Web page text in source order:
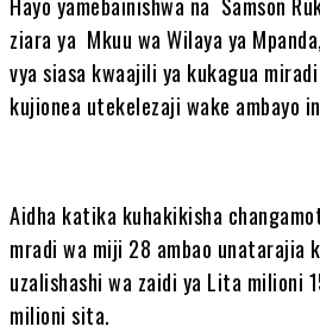
ziara ya Mkuu wa Wilaya ya
vya siasa kwaajili ya kukagua
kujionea utekelezaji wake ambayo
‎Aidha katika kuhakikisha
mradi wa miji 28 ambao unatarajia
uzalishashi wa zaidi ya Lita milioni
milioni sita.